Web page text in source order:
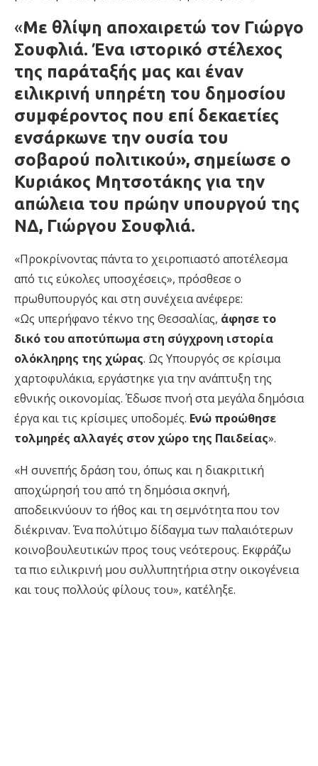
«Με θλίψη αποχαιρετώ τον Γιώργο
Σουφλιά. Ένα ιστορικό στέλεχος
της παράταξής μας και έναν
ειλικρινή υπηρέτη του δημοσίου
συμφέροντος που επί δεκαετίες
ενσάρκωνε την ουσία του
σοβαρού πολιτικού», σημείωσε ο
Κυριάκος Μητσοτάκης για την
απώλεια του πρώην υπουργού της
ΝΔ, Γιώργου Σουφλιά.
«Προκρίνοντας πάντα το χειροπιαστό αποτέλεσμα
από τις εύκολες υποσχέσεις», πρόσθεσε ο
πρωθυπουργός και στη συνέχεια ανέφερε:
«Ως υπερήφανο τέκνο της Θεσσαλίας, άφησε το
δικό του αποτύπωμα στη σύγχρονη ιστορία
ολόκληρης της χώρας. Ως Υπουργός σε κρίσιμα
χαρτοφυλάκια, εργάστηκε για την ανάπτυξη της
εθνικής οικονομίας. Έδωσε πνοή στα μεγάλα δημόσια
έργα και τις κρίσιμες υποδομές. Ενώ προώθησε
τολμηρές αλλαγές στον χώρο της Παιδείας».
«Η συνεπής δράση του, όπως και η διακριτική
αποχώρησή του από τη δημόσια σκηνή,
αποδεικνύουν το ήθος και τη σεμνότητα που τον
διέκριναν. Ένα πολύτιμο δίδαγμα των παλαιότερων
κοινοβουλευτικών προς τους νεότερους. Εκφράζω
τα πιο ειλικρινή μου συλλυπητήρια στην οικογένεια
και τους πολλούς φίλους του», κατέληξε.